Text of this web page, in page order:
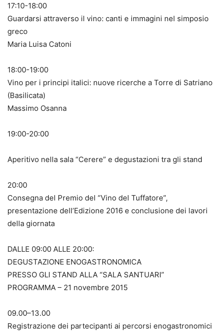
17:10-18:00
Guardarsi attraverso il vino: canti e immagini nel simposio
greco
Maria Luisa Catoni
18:00-19:00
Vino per i principi italici: nuove ricerche a Torre di Satriano
(Basilicata)
Massimo Osanna
19:00-20:00
Aperitivo nella sala “Cerere” e degustazioni tra gli stand
20:00
Consegna del Premio del “Vino del Tuffatore”,
presentazione dell’Edizione 2016 e conclusione dei lavori
della giornata
DALLE 09:00 ALLE 20:00:
DEGUSTAZIONE ENOGASTRONOMICA
PRESSO GLI STAND ALLA “SALA SANTUARI”
PROGRAMMA – 21 novembre 2015
09.00–13.00
Registrazione dei partecipanti ai percorsi enogastronomici